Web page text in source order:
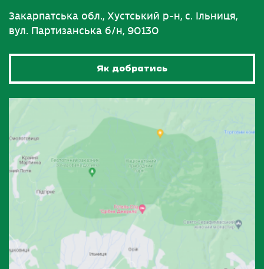
Закарпатська обл., Хустський р-н, с. Ільниця,
вул. Партизанська б/н, 90130
Як добратись